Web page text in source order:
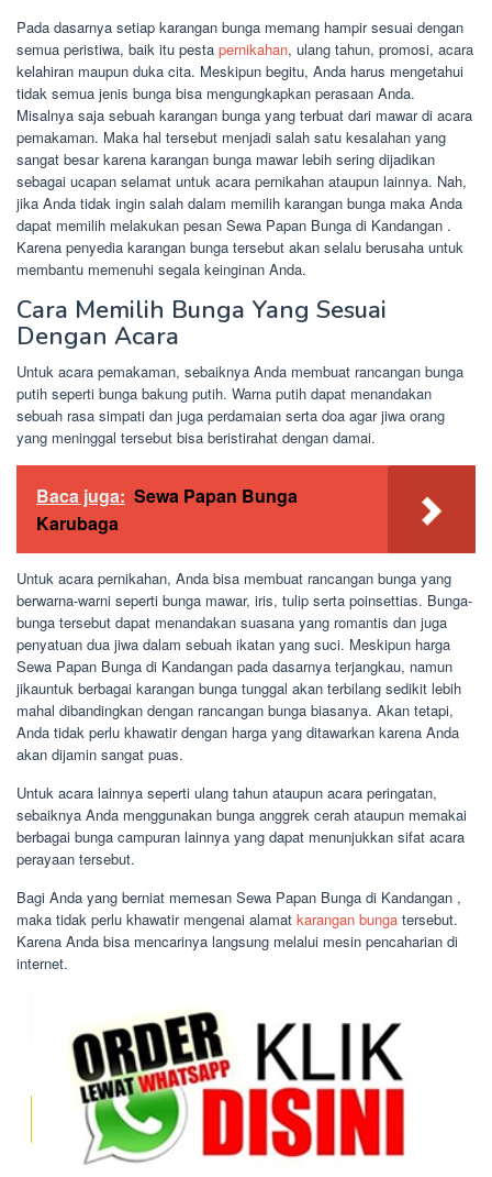
Pada dasarnya setiap karangan bunga memang hampir sesuai dengan
semua peristiwa, baik itu pesta pernikahan, ulang tahun, promosi, acara
kelahiran maupun duka cita. Meskipun begitu, Anda harus mengetahui
tidak semua jenis bunga bisa mengungkapkan perasaan Anda.
Misalnya saja sebuah karangan bunga yang terbuat dari mawar di acara
pemakaman. Maka hal tersebut menjadi salah satu kesalahan yang
sangat besar karena karangan bunga mawar lebih sering dijadikan
sebagai ucapan selamat untuk acara pernikahan ataupun lainnya. Nah,
jika Anda tidak ingin salah dalam memilih karangan bunga maka Anda
dapat memilih melakukan pesan Sewa Papan Bunga di Kandangan .
Karena penyedia karangan bunga tersebut akan selalu berusaha untuk
membantu memenuhi segala keinginan Anda.
Cara Memilih Bunga Yang Sesuai
Dengan Acara
Untuk acara pemakaman, sebaiknya Anda membuat rancangan bunga
putih seperti bunga bakung putih. Warna putih dapat menandakan
sebuah rasa simpati dan juga perdamaian serta doa agar jiwa orang
yang meninggal tersebut bisa beristirahat dengan damai.
Baca juga: Sewa Papan Bunga
Karubaga
Untuk acara pernikahan, Anda bisa membuat rancangan bunga yang
berwarna-warni seperti bunga mawar, iris, tulip serta poinsettias. Bunga-
bunga tersebut dapat menandakan suasana yang romantis dan juga
penyatuan dua jiwa dalam sebuah ikatan yang suci. Meskipun harga
Sewa Papan Bunga di Kandangan pada dasarnya terjangkau, namun
jikauntuk berbagai karangan bunga tunggal akan terbilang sedikit lebih
mahal dibandingkan dengan rancangan bunga biasanya. Akan tetapi,
Anda tidak perlu khawatir dengan harga yang ditawarkan karena Anda
akan dijamin sangat puas.
Untuk acara lainnya seperti ulang tahun ataupun acara peringatan,
sebaiknya Anda menggunakan bunga anggrek cerah ataupun memakai
berbagai bunga campuran lainnya yang dapat menunjukkan sifat acara
perayaan tersebut.
Bagi Anda yang berniat memesan Sewa Papan Bunga di Kandangan ,
maka tidak perlu khawatir mengenai alamat karangan bunga tersebut.
Karena Anda bisa mencarinya langsung melalui mesin pencaharian di
internet.